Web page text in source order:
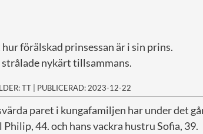
förälskad prinsessan är i sin prins.
nykärt tillsammans.
TT | PUBLICERAD: 2023-12-22
paret i kungafamiljen har under det
44. och hans vackra hustru Sofia, 39.